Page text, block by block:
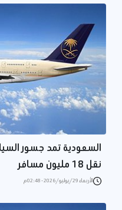
السعودية تمد جسور
نقل 18 مليون مسافر
الأربعاء 29/يوليو/2026 - 02:48 م